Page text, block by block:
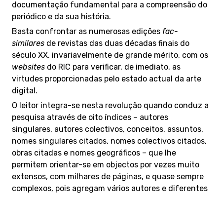
documentação fundamental para a compreensão do
periódico e da sua história.
Basta confrontar as numerosas edições fac-
similares de revistas das duas décadas finais do
século XX, invariavelmente de grande mérito, com os
websites do RIC para verificar, de imediato, as
virtudes proporcionadas pelo estado actual da arte
digital.
O leitor integra-se nesta revolução quando conduz a
pesquisa através de oito índices – autores
singulares, autores colectivos, conceitos, assuntos,
nomes singulares citados, nomes colectivos citados,
obras citadas e nomes geográficos – que lhe
permitem orientar-se em objectos por vezes muito
extensos, com milhares de páginas, e quase sempre
complexos, pois agregam vários autores e diferentes